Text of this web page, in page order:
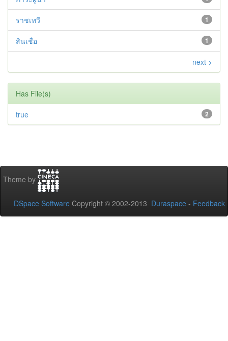
1
ราชเทวี
1
สินเชื่อ
next >
Has File(s)
2
true
Theme by
DSpace Software Copyright © 2002-2013 Duraspace - Feedback